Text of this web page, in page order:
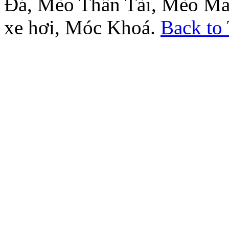
Đá, Mèo Thần Tài, Mèo
xe hơi, Móc Khoá. Back to